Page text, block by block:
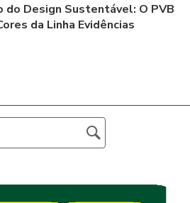
do Design Sustentável: O PVB
da Linha Evidências